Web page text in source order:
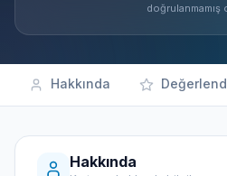
doğrulanmamış
Hakkında
Hakkında